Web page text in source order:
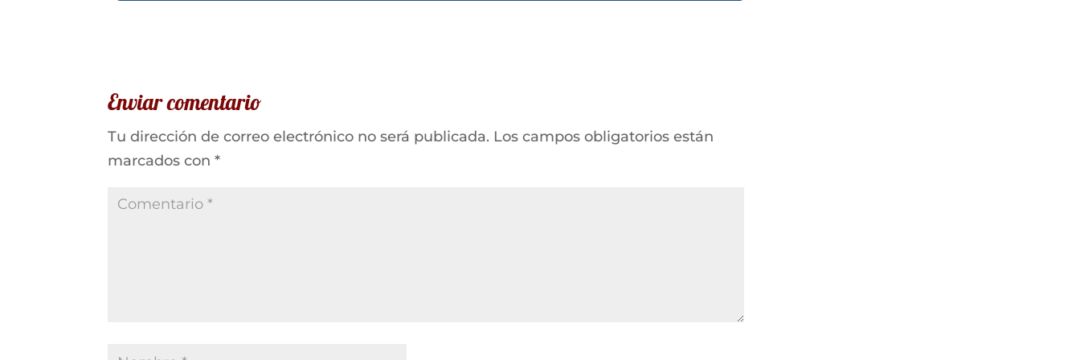
Enviar comentario
Tu dirección de correo electrónico no será publicada. Los campos obligatorios están
marcados con*